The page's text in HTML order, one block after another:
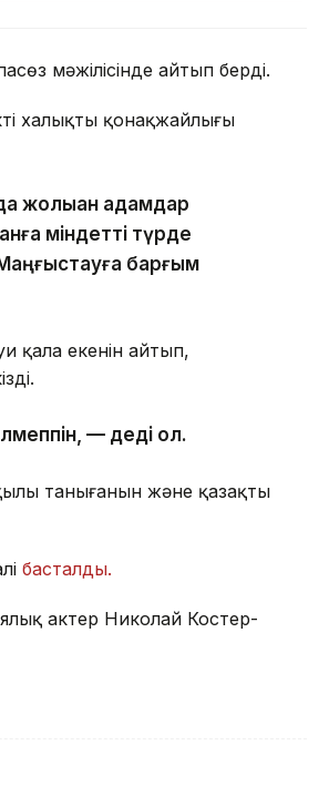
мәжілісінде айтып берді.
халықтың қонақжайлығы
жолыққан адамдар
міндетті түрде
барғым
қала екенін айтып,
— деді ол.
танығанын және қазақтың
басталды.
актер Николай Костер-